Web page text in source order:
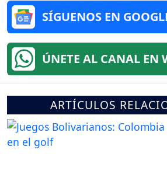
SÍGUENOS EN
ÚNETE AL CANAL EN
ARTÍCULOS